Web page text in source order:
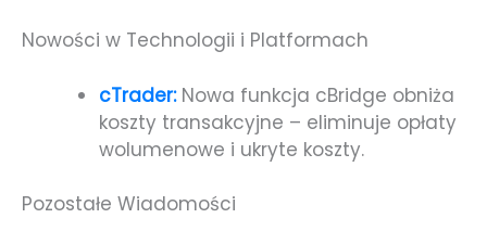
Nowości w Technologii i Platformach
cTrader:Nowa funkcja cBridge obniża
koszty transakcyjne – eliminuje opłaty
wolumenowe i ukryte koszty.
Pozostałe Wiadomości